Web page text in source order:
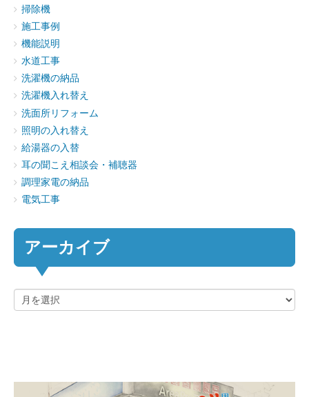
掃除機
施工事例
機能説明
水道工事
洗濯機の納品
洗濯機入れ替え
洗面所リフォーム
照明の入れ替え
給湯器の入替
耳の聞こえ相談会・補聴器
調理家電の納品
電気工事
アーカイブ